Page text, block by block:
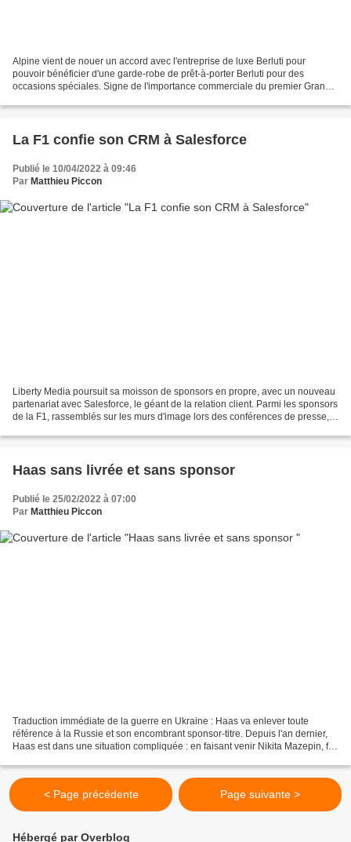
Alpine vient de nouer un accord avec l'entreprise de luxe Berluti pour
pouvoir bénéficier d'une garde-robe de prêt-à-porter Berluti pour des
occasions spéciales. Signe de l'importance commerciale du premier Grand
La F1 confie son CRM à Salesforce
Publié le 10/04/2022 à 09:46
Par Matthieu Piccon
Liberty Media poursuit sa moisson de sponsors en propre, avec un nouveau
partenariat avec Salesforce, le géant de la relation client. Parmi les sponsors
de la F1, rassemblés sur les murs d'image lors des conférences de presse,
Haas sans livrée et sans sponsor
Publié le 25/02/2022 à 07:00
Par Matthieu Piccon
Traduction immédiate de la guerre en Ukraine : Haas va enlever toute
référence à la Russie et son encombrant sponsor-titre. Depuis l'an dernier,
Haas est dans une situation compliquée : en faisant venir Nikita Mazepin, fils
< Page précédente Page suivante >
Hébergé par Overblog